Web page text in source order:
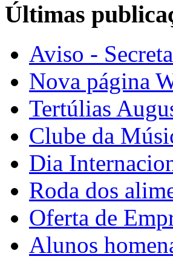
Últimas
Aviso -
Nova página
Tertúlias
Clube da
Dia
Roda dos
Oferta de
Alunos